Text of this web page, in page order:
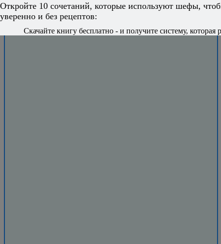
Откройте 10 сочетаний, которые используют шефы,
уверенно и без рецептов:
Скачайте книгу бесплатно - и получите систему, которая